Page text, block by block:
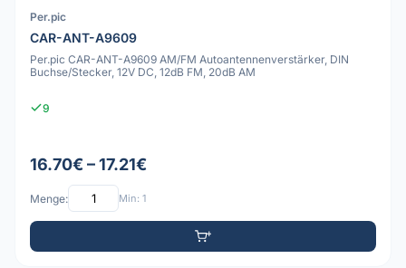
Per.pic
CAR-ANT-A9609
Per.pic CAR-ANT-A9609 AM/FM Autoantennenverstärker, DIN
Buchse/Stecker, 12V DC, 12dB FM, 20dB AM
9
16.70€ – 17.21€
Menge: Min: 1